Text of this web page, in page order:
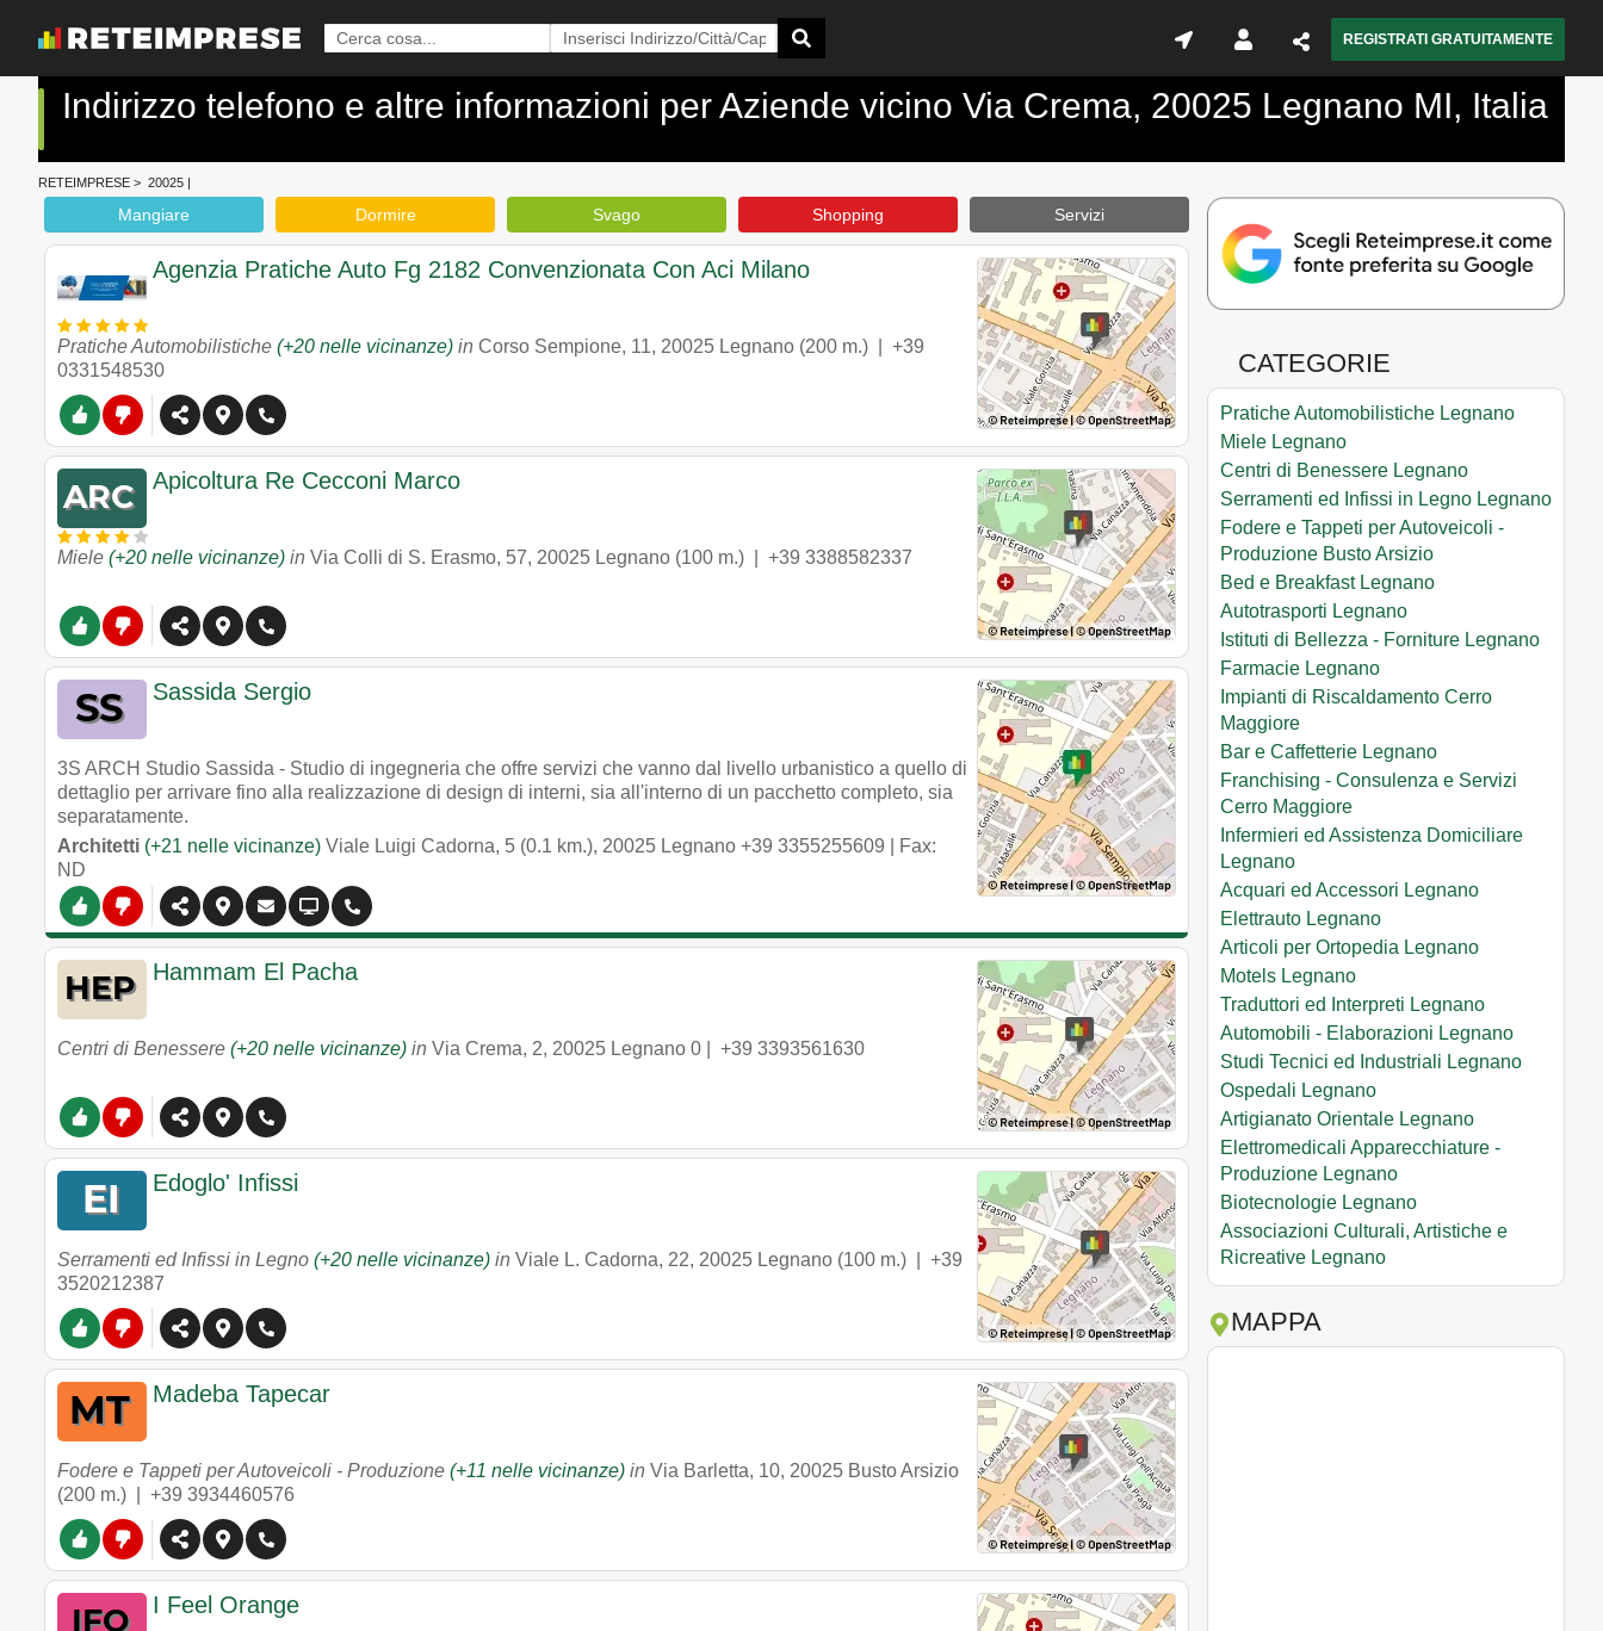
REGISTRATI GRATUITAMENTE
Indirizzo telefono e altre informazioni per Aziende vicino Via Crema, 20025 Legnano MI, Italia
RETEIMPRESE > 20025 |
Mangiare Dormire Svago Shopping Servizi
Agenzia Pratiche Auto Fg 2182 Convenzionata Con Aci Milano
Pratiche Automobilistiche (+20 nelle vicinanze) in Corso Sempione, 11, 20025 Legnano (200 m.) | +39
0331548530
Apicoltura Re Cecconi Marco
Miele (+20 nelle vicinanze) in Via Colli di S. Erasmo, 57, 20025 Legnano (100 m.) | +39 3388582337
Sassida Sergio
3S ARCH Studio Sassida - Studio di ingegneria che offre servizi che vanno dal livello urbanistico a quello di
dettaglio per arrivare fino alla realizzazione di design di interni, sia all'interno di un pacchetto completo, sia
separatamente.
Architetti (+21 nelle vicinanze) Viale Luigi Cadorna, 5 (0.1 km.), 20025 Legnano +39 3355255609 | Fax:
ND
Hammam El Pacha
Centri di Benessere (+20 nelle vicinanze) in Via Crema, 2, 20025 Legnano 0 | +39 3393561630
Edoglo' Infissi
Serramenti ed Infissi in Legno (+20 nelle vicinanze) in Viale L. Cadorna, 22, 20025 Legnano (100 m.) | +39
3520212387
Madeba Tapecar
Fodere e Tappeti per Autoveicoli - Produzione (+11 nelle vicinanze) in Via Barletta, 10, 20025 Busto Arsizio
(200 m.) | +39 3934460576
I Feel Orange
CATEGORIE
Pratiche Automobilistiche Legnano
Miele Legnano
Centri di Benessere Legnano
Serramenti ed Infissi in Legno Legnano
Fodere e Tappeti per Autoveicoli -
Produzione Busto Arsizio
Bed e Breakfast Legnano
Autotrasporti Legnano
Istituti di Bellezza - Forniture Legnano
Farmacie Legnano
Impianti di Riscaldamento Cerro
Maggiore
Bar e Caffetterie Legnano
Franchising - Consulenza e Servizi
Cerro Maggiore
Infermieri ed Assistenza Domiciliare
Legnano
Acquari ed Accessori Legnano
Elettrauto Legnano
Articoli per Ortopedia Legnano
Motels Legnano
Traduttori ed Interpreti Legnano
Automobili - Elaborazioni Legnano
Studi Tecnici ed Industriali Legnano
Ospedali Legnano
Artigianato Orientale Legnano
Elettromedicali Apparecchiature -
Produzione Legnano
Biotecnologie Legnano
Associazioni Culturali, Artistiche e
Ricreative Legnano
MAPPA